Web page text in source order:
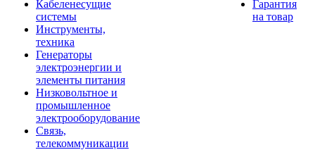
Кабеленесущие
системы
Инструменты,
техника
Генераторы
электроэнергии и
элементы питания
Низковольтное и
промышленное
электрооборудование
Связь,
телекоммуникации
Гарантия
на товар